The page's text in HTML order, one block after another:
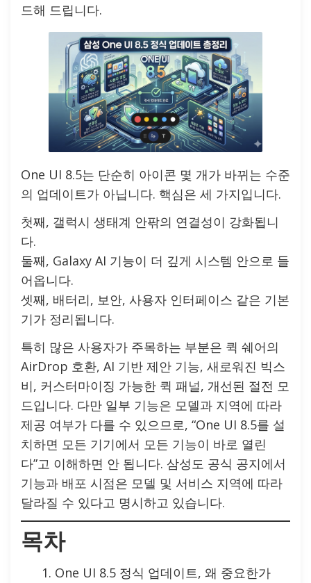
드해 드립니다.
One UI 8.5는 단순히 아이콘 몇 개가 바뀌는 수준
의 업데이트가 아닙니다. 핵심은 세 가지입니다.
첫째, 갤럭시 생태계 안팎의 연결성이 강화됩니
다.
둘째, Galaxy AI 기능이 더 깊게 시스템 안으로 들
어옵니다.
셋째, 배터리, 보안, 사용자 인터페이스 같은 기본
기가 정리됩니다.
특히 많은 사용자가 주목하는 부분은 퀵 쉐어의
AirDrop 호환, AI 기반 제안 기능, 새로워진 빅스
비, 커스터마이징 가능한 퀵 패널, 개선된 절전 모
드입니다. 다만 일부 기능은 모델과 지역에 따라
제공 여부가 다를 수 있으므로, “One UI 8.5를 설
치하면 모든 기기에서 모든 기능이 바로 열린
다”고 이해하면 안 됩니다. 삼성도 공식 공지에서
기능과 배포 시점은 모델 및 서비스 지역에 따라
달라질 수 있다고 명시하고 있습니다.
목차
One UI 8.5 정식 업데이트, 왜 중요한가